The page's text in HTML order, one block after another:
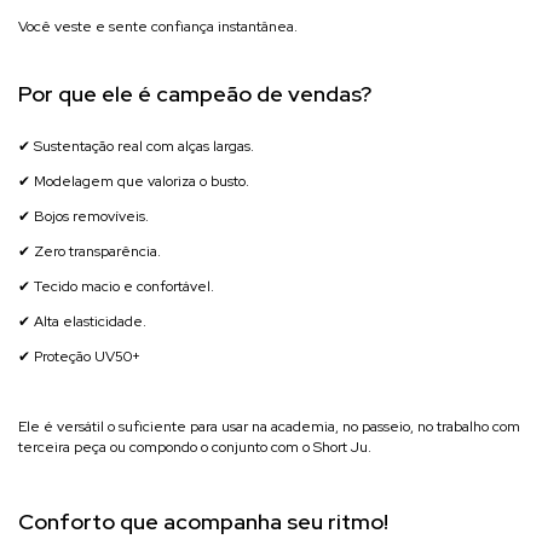
Você veste e sente confiança instantânea.
Por que ele é campeão de vendas?
✔ Sustentação real com alças largas.
✔ Modelagem que valoriza o busto.
✔ Bojos removíveis.
✔ Zero transparência.
✔ Tecido macio e confortável.
✔ Alta elasticidade.
✔ Proteção UV50+
Ele é versátil o suficiente para usar na academia, no passeio, no trabalho com
terceira peça ou compondo o conjunto com o Short Ju.
Conforto que acompanha seu ritmo!